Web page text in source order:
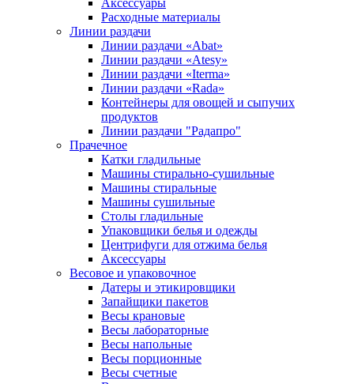
Аксессуары
Расходные материалы
Линии раздачи
Линии раздачи «Abat»
Линии раздачи «Atesy»
Линии раздачи «Iterma»
Линии раздачи «Rada»
Контейнеры для овощей и сыпучих
продуктов
Линии раздачи "Радапро"
Прачечное
Катки гладильные
Машины стирально-сушильные
Машины стиральные
Машины сушильные
Столы гладильные
Упаковщики белья и одежды
Центрифуги для отжима белья
Аксессуары
Весовое и упаковочное
Датеры и этикировщики
Запайщики пакетов
Весы крановые
Весы лабораторные
Весы напольные
Весы порционные
Весы счетные